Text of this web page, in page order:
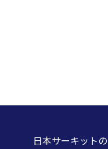
日本サーキットの